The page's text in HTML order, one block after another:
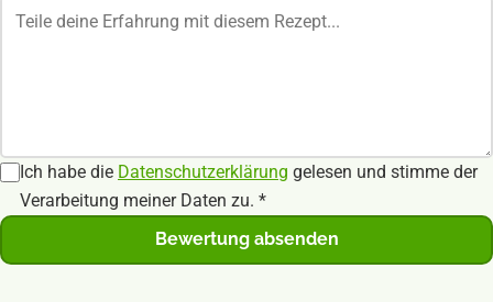
Ich habe die Datenschutzerklärung gelesen und stimme der
Verarbeitung meiner Daten zu. *
Bewertung absenden